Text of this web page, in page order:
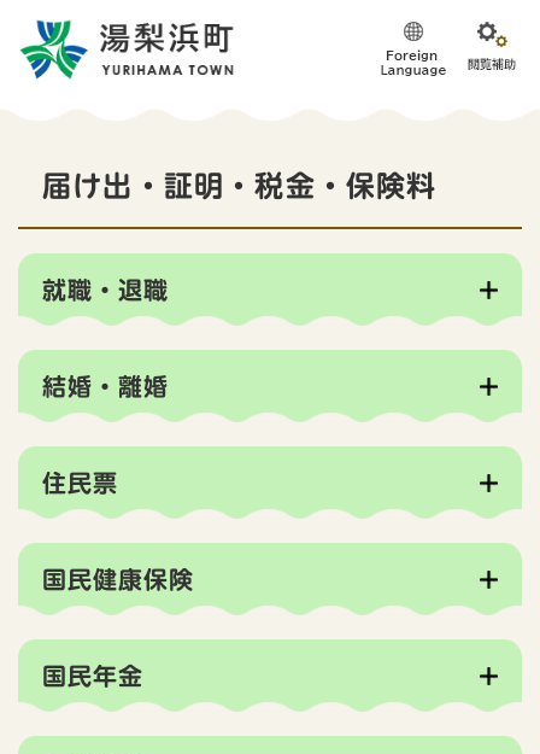
届け出・証明・税金・保険料
就職・退職
結婚・離婚
住民票
国民健康保険
国民年金